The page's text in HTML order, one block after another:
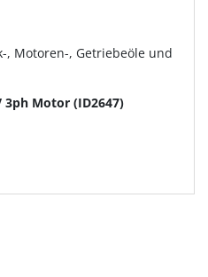
Motoren-, Getriebeöle und
3ph Motor (ID2647)